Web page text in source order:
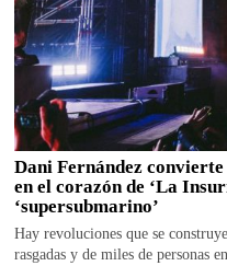
Dani Fernández
en el corazón de ‘La
‘supersubmarino’
Hay revoluciones que se
rasgadas y de miles de personas